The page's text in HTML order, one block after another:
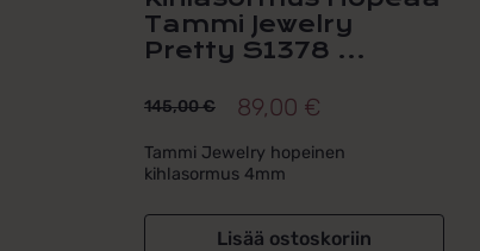
Tammi Jewelry
Pretty S1378 ...
145,00€
Alkuperäinen
hinta
oli:
145,00 €.
89,00 €
Nykyinen
hinta
on:
89,00 €.
Tammi Jewelry hopeinen
kihlasormus 4mm
Lisää ostoskoriin